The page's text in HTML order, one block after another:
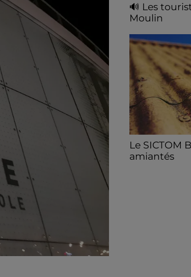
🔊 Les
Moulin
les sorties
Le SICTOM
amiantés